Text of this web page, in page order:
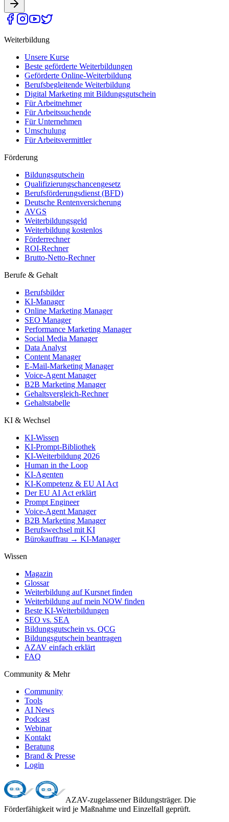
Weiterbildung
Unsere Kurse
Beste geförderte Weiterbildungen
Geförderte Online-Weiterbildung
Berufsbegleitende Weiterbildung
Digital Marketing mit Bildungsgutschein
Für Arbeitnehmer
Für Arbeitssuchende
Für Unternehmen
Umschulung
Für Arbeitsvermittler
Förderung
Bildungsgutschein
Qualifizierungschancengesetz
Berufsförderungsdienst (BFD)
Deutsche Rentenversicherung
AVGS
Weiterbildungsgeld
Weiterbildung kostenlos
Förderrechner
ROI-Rechner
Brutto-Netto-Rechner
Berufe & Gehalt
Berufsbilder
KI-Manager
Online Marketing Manager
SEO Manager
Performance Marketing Manager
Social Media Manager
Data Analyst
Content Manager
E-Mail-Marketing Manager
Voice-Agent Manager
B2B Marketing Manager
Gehaltsvergleich-Rechner
Gehaltstabelle
KI & Wechsel
KI-Wissen
KI-Prompt-Bibliothek
KI-Weiterbildung 2026
Human in the Loop
KI-Agenten
KI-Kompetenz & EU AI Act
Der EU AI Act erklärt
Prompt Engineer
Voice-Agent Manager
B2B Marketing Manager
Berufswechsel mit KI
Bürokauffrau → KI-Manager
Wissen
Magazin
Glossar
Weiterbildung auf Kursnet finden
Weiterbildung auf mein NOW finden
Beste KI-Weiterbildungen
SEO vs. SEA
Bildungsgutschein vs. QCG
Bildungsgutschein beantragen
AZAV einfach erklärt
FAQ
Community & Mehr
Community
Tools
AI News
Podcast
Webinar
Kontakt
Beratung
Brand & Presse
Login
AZAV-zugelassener Bildungsträger. Die
Förderfähigkeit wird je Maßnahme und Einzelfall geprüft.